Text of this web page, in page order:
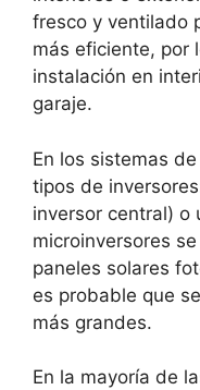
fresco y ventilado
más eficiente, por
instalación en
garaje.
En los sistemas
tipos de
inversor central) o
microinversores
paneles solares
es probable que
más grandes.
En la mayoría de